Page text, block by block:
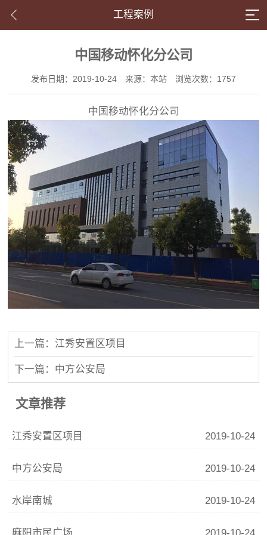
工程案例
中国移动怀化分公司
发布日期：2019-10-24 来源：本站 浏览次数：1757
中国移动怀化分公司
上一篇：江秀安置区项目
下一篇：中方公安局
文章推荐
江秀安置区项目 2019-10-24
中方公安局 2019-10-24
水岸南城 2019-10-24